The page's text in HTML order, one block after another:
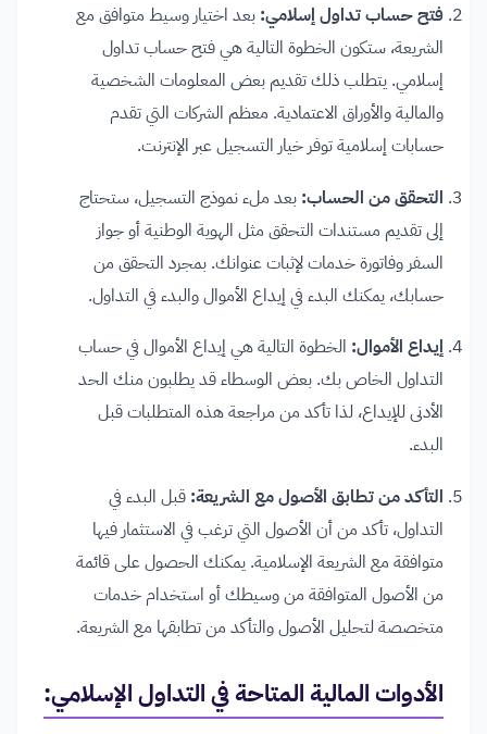
فتح حساب تداول إسلامي: بعد اختيار وسيط متوافق مع
الشريعة، ستكون الخطوة التالية هي فتح حساب تداول
إسلامي. يتطلب ذلك تقديم بعض المعلومات الشخصية
والمالية والأوراق الاعتمادية. معظم الشركات التي تقدم
حسابات إسلامية توفر خيار التسجيل عبر الإنترنت.
التحقق من الحساب: بعد ملء نموذج التسجيل، ستحتاج
إلى تقديم مستندات التحقق مثل الهوية الوطنية أو جواز
السفر وفاتورة خدمات لإثبات عنوانك. بمجرد التحقق من
حسابك، يمكنك البدء في إيداع الأموال والبدء في التداول.
إيداع الأموال: الخطوة التالية هي إيداع الأموال في حساب
التداول الخاص بك. بعض الوسطاء قد يطلبون منك الحد
الأدنى للإيداع، لذا تأكد من مراجعة هذه المتطلبات قبل
البدء.
التأكد من تطابق الأصول مع الشريعة: قبل البدء في
التداول، تأكد من أن الأصول التي ترغب في الاستثمار فيها
متوافقة مع الشريعة الإسلامية. يمكنك الحصول على قائمة
من الأصول المتوافقة من وسيطك أو استخدام خدمات
متخصصة لتحليل الأصول والتأكد من تطابقها مع الشريعة.
الأدوات المالية المتاحة في التداول الإسلامي: